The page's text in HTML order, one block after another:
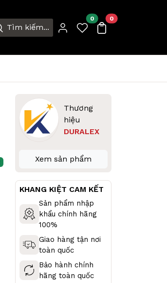
Tìm kiếm...
0 0
Thương
hiệu
DURALEX
Xem sản phẩm
KHANG KIỆT CAM KẾT
Sản phẩm nhập
khẩu chính hãng
100%
Giao hàng tận nơi
toàn quốc
Bảo hành chính
hãng toàn quốc